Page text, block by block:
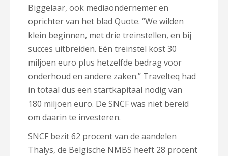
Biggelaar, ook mediaondernemer en
oprichter van het blad Quote. “We wilden
klein beginnen, met drie treinstellen, en bij
succes uitbreiden. Eén treinstel kost 30
miljoen euro plus hetzelfde bedrag voor
onderhoud en andere zaken.” Travelteq had
in totaal dus een startkapitaal nodig van
180 miljoen euro. De SNCF was niet bereid
om daarin te investeren.
SNCF bezit 62 procent van de aandelen
Thalys, de Belgische NMBS heeft 28 procent